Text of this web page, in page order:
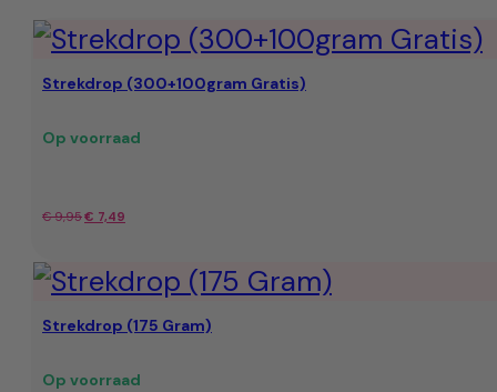
Strekdrop (300+100gram Gratis)
Op voorraad
€9,95Oorspronkelijke
was:
€ 9,95.
€ 7,49
is:
€ 7,49.
Strekdrop (175 Gram)
Op voorraad